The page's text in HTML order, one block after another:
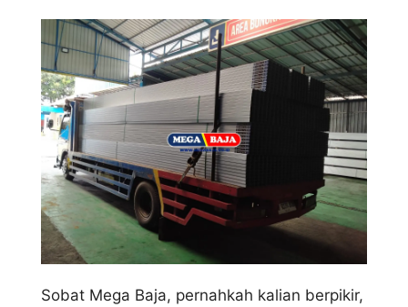
Sobat Mega Baja, pernahkah kalian berpikir,